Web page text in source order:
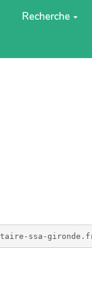
Recherche